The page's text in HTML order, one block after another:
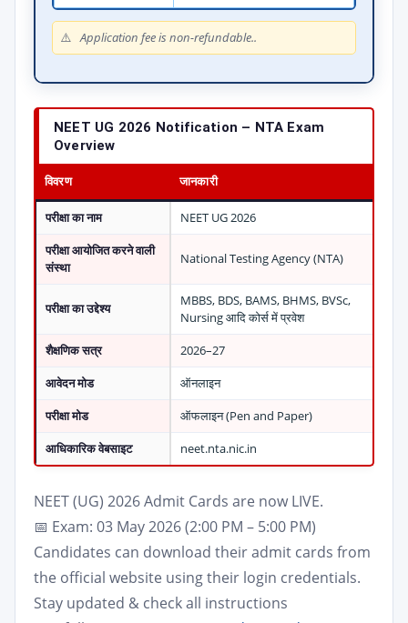
Application fee is non-refundable..
NEET UG 2026 Notification – NTA Exam
Overview
विवरण जानकारी
परीक्षा का नाम
NEET UG 2026
परीक्षा आयोजित करने वाली
संस्था
National Testing Agency (NTA)
परीक्षा का उद्देश्य
MBBS, BDS, BAMS, BHMS, BVSc,
Nursing आदि कोर्स में प्रवेश
शैक्षणिक सत्र
2026–27
आवेदन मोड
ऑनलाइन
परीक्षा मोड
ऑफलाइन (Pen and Paper)
आधिकारिक वेबसाइट
neet.nta.nic.in
NEET (UG) 2026 Admit Cards are now LIVE.
📅 Exam: 03 May 2026 (2:00 PM – 5:00 PM)
Candidates can download their admit cards from
the official website using their login credentials.
Stay updated & check all instructions